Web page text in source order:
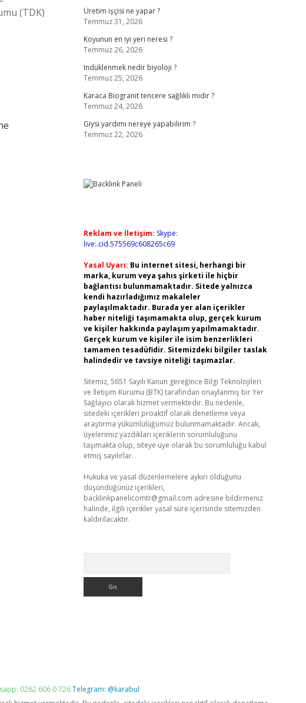
(TDK)
Üretim işçisi ne yapar ?
Temmuz 31, 2026
Koyunun en iyi yeri neresi ?
Temmuz 26, 2026
Indüklenmek nedir biyoloji ?
Temmuz 25, 2026
Karaca Biogranit tencere sağlıklı mıdır ?
Temmuz 24, 2026
Giysi yardımı nereye yapabilirim ?
Temmuz 22, 2026
Reklam ve İletişim: Skype:
live:.cid.575569c608265c69
Yasal Uyarı: Bu internet sitesi, herhangi bir
marka, kurum veya şahıs şirketi ile hiçbir
bağlantısı bulunmamaktadır. Sitede yalnızca
kendi hazırladığımız makaleler
paylaşılmaktadır. Burada yer alan içerikler
haber niteliği taşımamakta olup, gerçek kurum
ve kişiler hakkında paylaşım yapılmamaktadır.
Gerçek kurum ve kişiler ile isim benzerlikleri
tamamen tesadüfidir. Sitemizdeki bilgiler taslak
halindedir ve tavsiye niteliği taşımazlar.
Sitemiz, 5651 Sayılı Kanun gereğince Bilgi Teknolojileri
ve İletişim Kurumu (BTK) tarafından onaylanmış bir Yer
Sağlayıcı olarak hizmet vermektedir. Bu nedenle,
sitedeki içerikleri proaktif olarak denetleme veya
araştırma yükümlülüğümüz bulunmamaktadır. Ancak,
üyelerimiz yazdıkları içeriklerin sorumluluğunu
taşımakta olup, siteye üye olarak bu sorumluluğu kabul
etmiş sayılırlar.
Hukuka ve yasal düzenlemelere aykırı olduğunu
düşündüğünüz içerikleri,
backlinkpanelicomtr@gmail.com adresine bildirmeniz
halinde, ilgili içerikler yasal süre içerisinde sitemizden
kaldırılacaktır.
0262 606 0 726Telegram: @karabul